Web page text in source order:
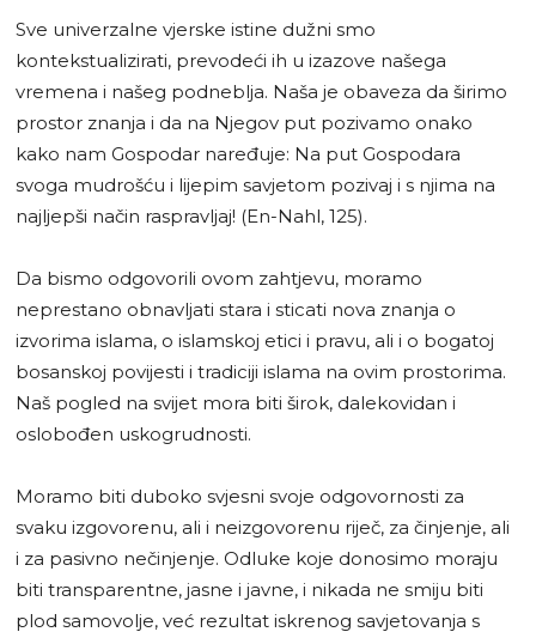
Sve univerzalne vjerske istine dužni smo
kontekstualizirati, prevodeći ih u izazove našega
vremena i našeg podneblja. Naša je obaveza da širimo
prostor znanja i da na Njegov put pozivamo onako
kako nam Gospodar naređuje: Na put Gospodara
svoga mudrošću i lijepim savjetom pozivaj i s njima na
najljepši način raspravljaj! (En-Nahl, 125).
Da bismo odgovorili ovom zahtjevu, moramo
neprestano obnavljati stara i sticati nova znanja o
izvorima islama, o islamskoj etici i pravu, ali i o bogatoj
bosanskoj povijesti i tradiciji islama na ovim prostorima.
Naš pogled na svijet mora biti širok, dalekovidan i
oslobođen uskogrudnosti.
Moramo biti duboko svjesni svoje odgovornosti za
svaku izgovorenu, ali i neizgovorenu riječ, za činjenje, ali
i za pasivno nečinjenje. Odluke koje donosimo moraju
biti transparentne, jasne i javne, i nikada ne smiju biti
plod samovolje, već rezultat iskrenog savjetovanja s